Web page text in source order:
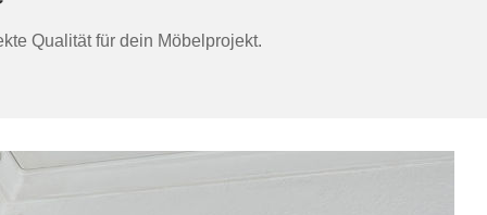
Qualität für dein Möbelprojekt.